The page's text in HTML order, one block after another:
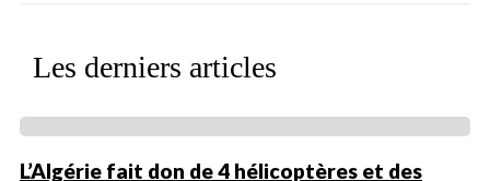
Les derniers articles
L’Algérie fait don de 4 hélicoptères et des